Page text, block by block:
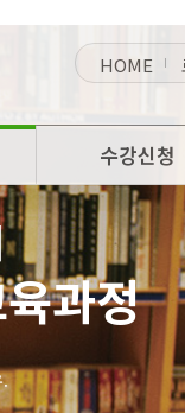
HOME
수강신청
과정
.